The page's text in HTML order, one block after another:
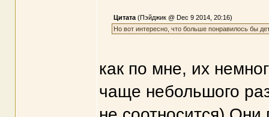
Цитата(Пэйджик @ Dec 9 2014, 20:16)
Но вот интересно, что больше понравилось бы
как по мне, их
чаще небольшого